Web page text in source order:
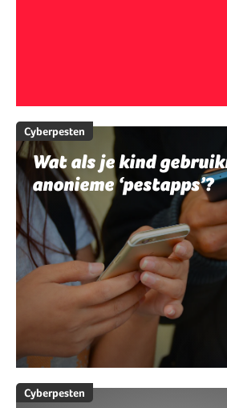
Cyberpesten
Wat als je kind
anonieme ‘pestapps’?
Cyberpesten